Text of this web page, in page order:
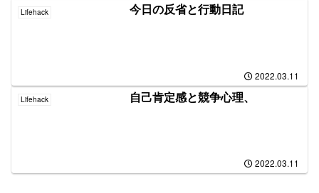
Lifehack 今日の反省と行動日記
2022.03.11
Lifehack 自己肯定感と競争心理、
2022.03.11